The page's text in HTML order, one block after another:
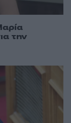
την